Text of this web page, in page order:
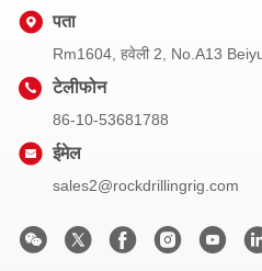
पता
Rm1604, हवेली 2, No.A13
टेलीफोन
86-10-53681788
ईमेल
sales2@rockdrillingrig.com